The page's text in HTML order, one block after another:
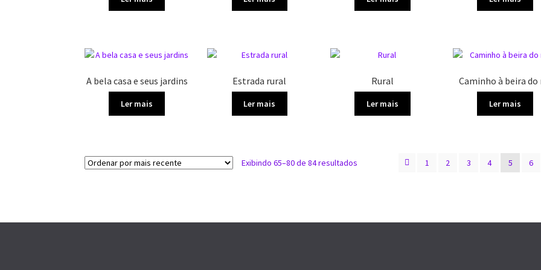
A bela casa e seus jardins
Ler mais
Estrada rural
Ler mais
Rural
Ler mais
Caminho à beira do
Ler mais
Exibindo 65–80 de 84 resultados 1 2 3 4 5 6